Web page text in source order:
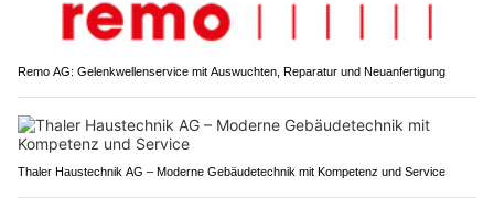
Remo AG: Gelenkwellenservice mit Auswuchten, Reparatur und Neuanfertigung
Thaler Haustechnik AG – Moderne Gebäudetechnik mit Kompetenz und Service